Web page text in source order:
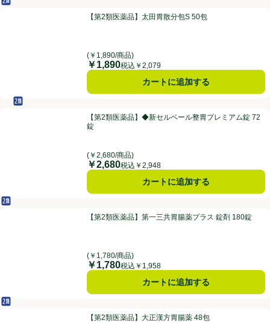
【第2類医薬品】太田胃散分包S 50包
第2類医薬品
【第2類医薬品】太田胃散分包S 50包
(￥1,890/商品)
価格
￥1,890税込￥2,079
カートに追加する
【第2類医薬品】◆新セルベール整胃プレミアム錠 72錠
セルフメディケーション税制対象
第2類医薬品
【第2類医薬品】◆新セルベール整胃プレミアム錠 72
錠
(￥2,680/商品)
価格
￥2,680税込￥2,948
カートに追加する
【第2類医薬品】第一三共胃腸薬プラス 錠剤 180錠
第2類医薬品
【第2類医薬品】第一三共胃腸薬プラス 錠剤 180錠
(￥1,780/商品)
価格
￥1,780税込￥1,958
カートに追加する
【第2類医薬品】大正漢方胃腸薬 48包
第2類医薬品
【第2類医薬品】大正漢方胃腸薬 48包